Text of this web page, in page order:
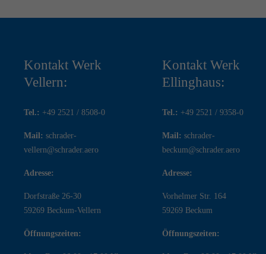
Kontakt Werk
Vellern:
Tel.: +49 2521 / 8508-0
Mail: schrader-
vellern@schrader.aero
Adresse:
Dorfstraße 26-30
59269 Beckum-Vellern
Öffnungszeiten:
Kontakt Werk
Ellinghaus:
Tel.: +49 2521 / 9358-0
Mail: schrader-
beckum@schrader.aero
Adresse:
Vorhelmer Str. 164
59269 Beckum
Öffnungszeiten: